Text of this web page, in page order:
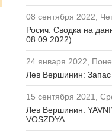
08 сентября 2022,
Росич: Сводка на
08.09.2022)
24 января 2022,
Лев Вершинин: Запас
15 сентября 2021,
Лев Вершинин:
VOSZDYA